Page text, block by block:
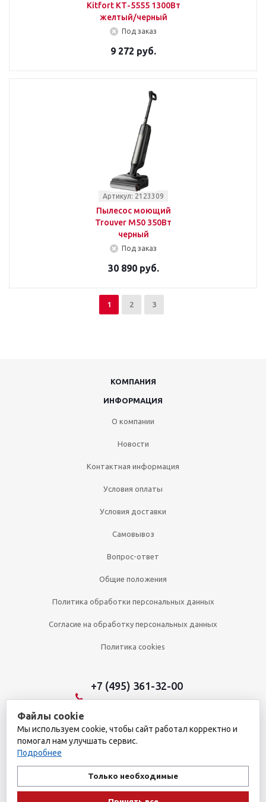
Kitfort КТ-5555 1300Вт
желтый/черный
Под заказ
9 272 руб.
Артикул: 2123309
Пылесос моющий
Trouver M50 350Вт
черный
Под заказ
30 890 руб.
1 2 3
КОМПАНИЯ
ИНФОРМАЦИЯ
О компании
Новости
Контактная информация
Условия оплаты
Условия доставки
Самовывоз
Вопрос-ответ
Общие положения
Политика обработки персональных данных
Согласие на обработку персональных данных
Политика cookies
+7 (495) 361-32-00
2026 © Уникальный интернет-магазин
исключительно информационный характер и ни при каких
условиях не является публичной офертой, определяемой
положениями пункта 1 статьи 437 Гражданского кодекса
Файлы cookie
Мы используем cookie, чтобы сайт работал корректно и
помогал нам улучшать сервис.
Подробнее
Только необходимые